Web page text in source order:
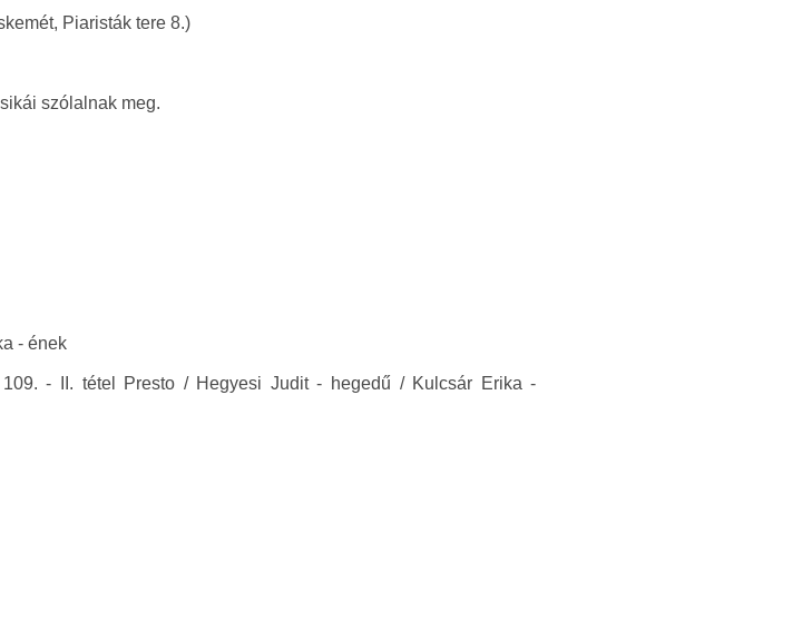
Piaristák tere 8.)
szólalnak meg.
- ének
- II. tétel Presto / Hegyesi Judit - hegedű / Kulcsár Erika -